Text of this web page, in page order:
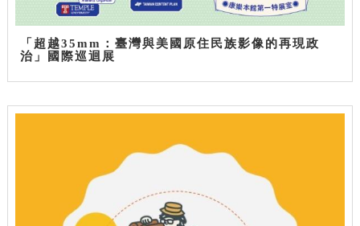
「超越35mm：臺灣與美國原住民族影像的再現政
治」國際巡迴展